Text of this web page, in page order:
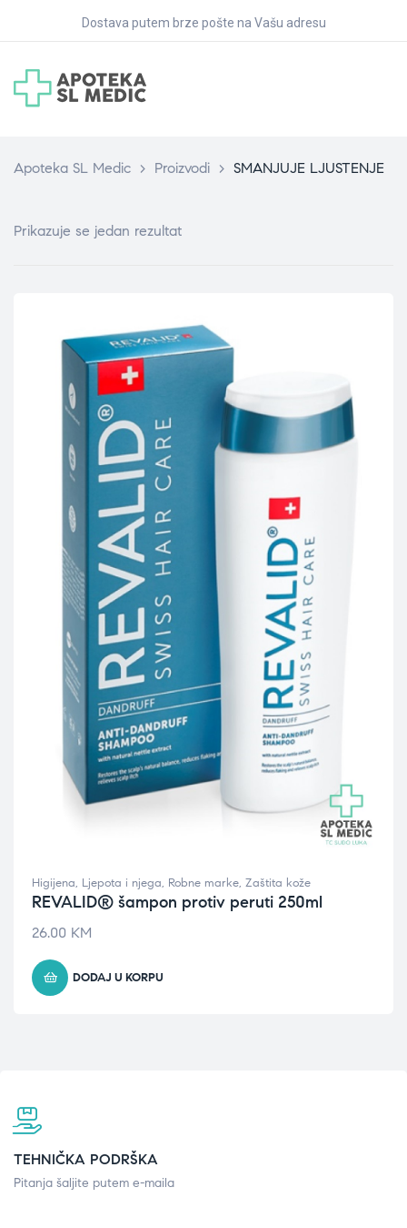
Dostava putem brze pošte na Vašu adresu
Apoteka SL Medic > Proizvodi > SMANJUJE LJUSTENJE
Prikazuje se jedan rezultat
Higijena, Ljepota i njega, Robne marke, Zaštita kože
REVALID® šampon protiv peruti 250ml
26.00 KM
DODAJ U KORPU
TEHNIČKA PODRŠKA
Pitanja šaljite putem e-maila